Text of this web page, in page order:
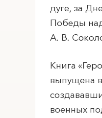
дуге, за
Победы
А. В.
Книга
выпущена
военных